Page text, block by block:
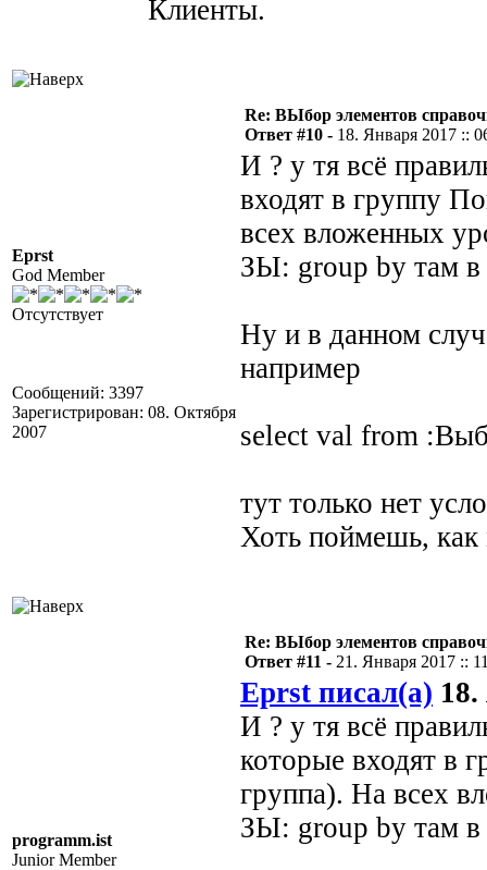
Клиенты.
Eprst
God Member
Отсутствует
Сообщений: 3397
Зарегистрирован: 08. Октября
2007
Re: ВЫбор элементов
Ответ #10 - 18. Января 2017 ::
И ? у тя всё
входят в группу
всех вложенных
ЗЫ: group by там в
Ну и в данном
например
select val from
тут только нет
Хоть поймешь, как
programm.ist
Junior Member
Re: ВЫбор элементов
Ответ #11 - 21. Января 2017 ::
Eprst писал(а)
И ? у тя всё
которые входят в
группа). На всех
ЗЫ: group by там в